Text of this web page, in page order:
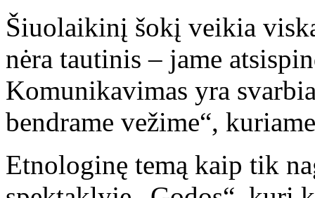
Šiuolaikinį šokį veikia
nėra tautinis – jame
Komunikavimas yra
bendrame vežime“,
Etnologinę temą kaip tik